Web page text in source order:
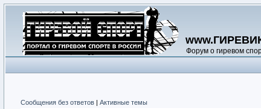
Форум о гиревом
Сообщения без ответов | Активные темы